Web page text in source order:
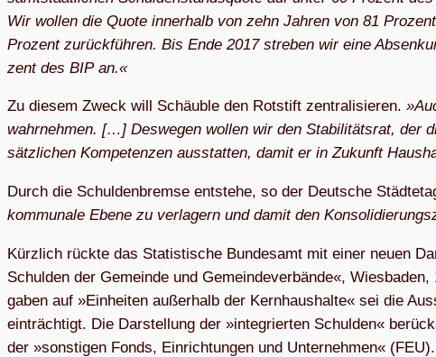
Wir wol­len die Quo­te in­ner­halb von zehn Jah­ren von 81
Pro­zent zu­rück­füh­ren. Bis En­de 2017 stre­ben wir ei­ne
zent des BIP an.«
Zu die­sem Zweck will Schäu­b­le den Rot­stift zen­tra­li­sie­ren.
wahr­neh­men. […] Des­we­gen wol­len wir den Sta­bi­li­täts­rat, der
sätz­li­chen Kom­pe­ten­zen aus­stat­ten, da­mit er in Zu­kunft
Durch die Schul­den­brem­se ent­ste­he, so der Deut­sche
kom­mu­na­le Ebe­ne zu ver­la­gern und da­mit den
Kürz­lich rück­te das Sta­tis­ti­sche Bun­des­amt mit ei­ner neu­en
Schul­den der Ge­mein­de und Ge­mein­de­ver­bän­de«,
ga­ben auf »Ein­hei­ten au­ßer­halb der Kern­haus­hal­te« sei die
ein­träch­tigt. Die Dar­stel­lung der »in­te­grier­ten Schul­den«
der »sons­ti­gen Fonds, Ein­rich­tun­gen und Un­ter­neh­men«